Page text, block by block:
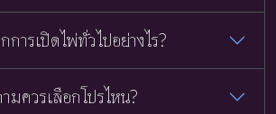
การเปิดไพ่ทั่วไปอย่างไร?
ควรเลือกโปรไหน?